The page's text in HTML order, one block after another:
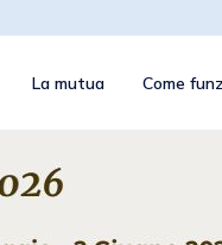
La mutua Come